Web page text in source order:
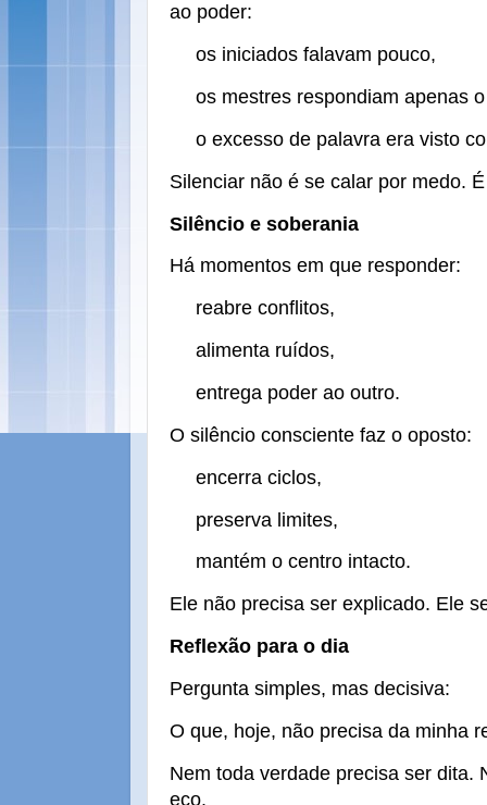
ao poder:
os iniciados falavam pouco,
os mestres respondiam apenas
o excesso de palavra era visto
Silenciar não é se calar por medo.
Silêncio e soberania
Há momentos em que responder:
reabre conflitos,
alimenta ruídos,
entrega poder ao outro.
O silêncio consciente faz o oposto:
encerra ciclos,
preserva limites,
mantém o centro intacto.
Ele não precisa ser explicado. Ele
Reflexão para o dia
Pergunta simples, mas decisiva:
O que, hoje, não precisa da minha
Nem toda verdade precisa ser dita.
eco.